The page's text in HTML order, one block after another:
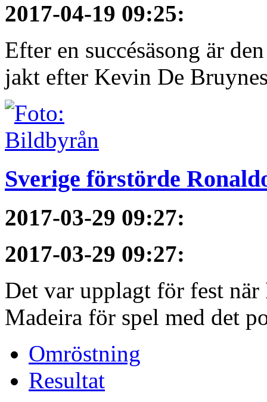
2017-04-19 09:25:
Efter en succésäsong är
jakt efter Kevin De
Sverige förstörde
2017-03-29 09:27:
2017-03-29 09:27:
Det var upplagt för fest
Madeira för spel med det
Omröstning
Resultat